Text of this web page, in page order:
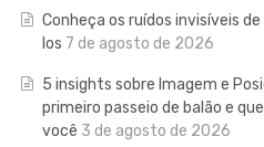
Conheça os ruídos invisíveis
los 7 de agosto de 2026
5 insights sobre Imagem e
primeiro passeio de balão e
você 3 de agosto de 2026